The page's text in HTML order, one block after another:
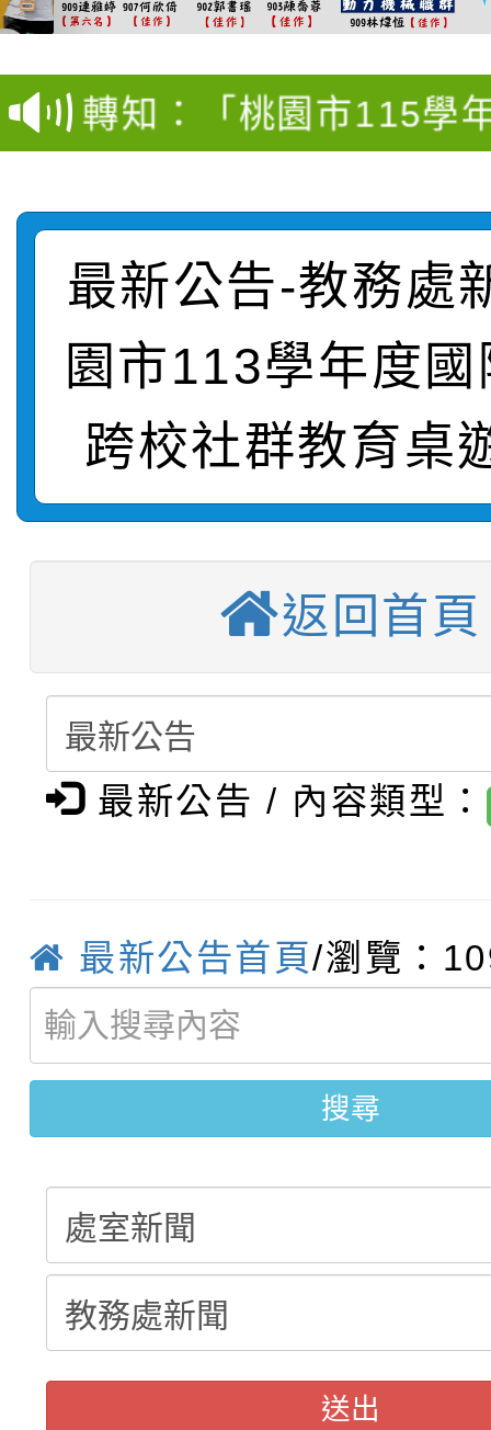
結果(第4招)
學年度第1學期第7次代
結果(第12招)
轉知：桃園市115學年
賽及師生本土語及新住
賽實施要點
轉知：「桃園市115學
比賽實施要點」
轉知：「115年金融知
動辦法」
轉知臺中市政府政風處
城市手牽手，綠能透明
畫影片一案
轉知：「115學年度全
劇比賽實施要點」及修
表
轉知：桃園市115年度
敬師藝文競賽』實施計
【甄選結果(第11招)】
學年度第1學期第7次代
結果(第11招)
【甄選結果(第3招)】
學年度第1學期第9次代
結果(第3招)
【甄選結果(第4招)】
學年度第1學期第9次
結果(第4招)
【甄選結果(第12招)】
學年度第1學期第7次
結果(第12招)
轉知：桃園市115學年
賽及師生本土語及新住
賽實施要點
轉知：「桃園市115學
比賽實施要點」
轉知：「115年金融知
動辦法」
轉知臺中市政府政風處
畫影片一案
劇比賽實施要點」及修
表
轉知：桃園市115年度
敬師藝文競賽』實施計
【甄選結果(第11招)】
學年度第1學期第7次代
【甄選結果(第3招)】
學年度第1學期第9次
結果(第3招)
最新公告-教務處
園市113學年度
跨校社群教育桌
返回首頁
最新公告 / 內容類型：
最新公告首頁/瀏覽：
搜尋
送出